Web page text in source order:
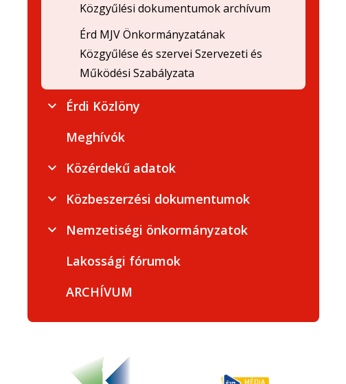
Közgyűlési dokumentumok archívum
Érd MJV Önkormányzatának
Közgyűlése és szervei Szervezeti és
Működési Szabályzata
Érdi Közlöny
Meghívók
Közérdekű adatok
Közbeszerzési dokumentumok
Nemzetiségi önkormányzatok
Lakossági fórumok
ARCHÍVUM